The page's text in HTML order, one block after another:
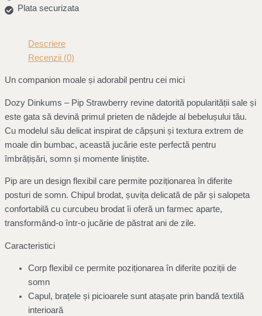
Plata securizata
Descriere
Recenzii (0)
Un companion moale și adorabil pentru cei mici
Dozy Dinkums – Pip Strawberry revine datorită popularității sale și
este gata să devină primul prieten de nădejde al bebelușului tău.
Cu modelul său delicat inspirat de căpșuni și textura extrem de
moale din bumbac, această jucărie este perfectă pentru
îmbrățișări, somn și momente liniștite.
Pip are un design flexibil care permite poziționarea în diferite
posturi de somn. Chipul brodat, șuvița delicată de păr și salopeta
confortabilă cu curcubeu brodat îi oferă un farmec aparte,
transformând-o într-o jucărie de păstrat ani de zile.
Caracteristici
Corp flexibil ce permite poziționarea în diferite poziții de
somn
Capul, brațele și picioarele sunt atașate prin bandă textilă
interioară